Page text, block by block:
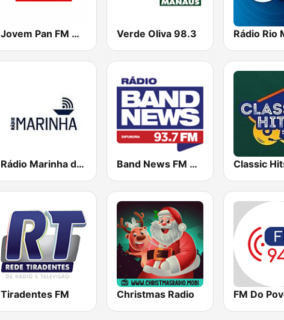
Jovem Pan FM Manaus Verde Oliva 98.3 Rádio Rio
Rádio Marinha do Brasil Band News FM 93.7 Classic
Tiradentes FM Christmas Radio FM Do